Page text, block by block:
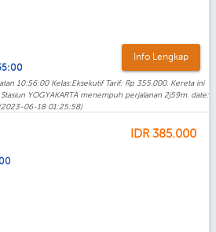
Info Lengkap
10:56:00 Kelas:Eksekutif Tarif: Rp 355.000. Kereta ini
YOGYAKARTA menempuh perjalanan 2j59m. date:
(2023-06-18 01:25:58)
IDR385.000